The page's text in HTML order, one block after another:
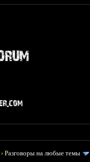
›Разговоры на любые темы